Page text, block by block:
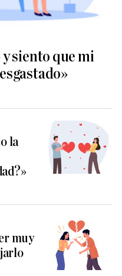
y siento que mi
la
muy